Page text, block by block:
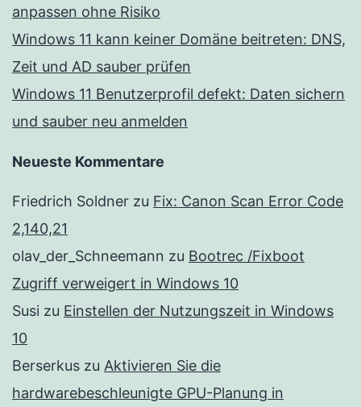
anpassen ohne Risiko
Windows 11 kann keiner Domäne beitreten: DNS,
Zeit und AD sauber prüfen
Windows 11 Benutzerprofil defekt: Daten sichern
und sauber neu anmelden
Neueste Kommentare
Friedrich Soldner zu Fix: Canon Scan Error Code
2,140,21
olav_der_Schneemann zu Bootrec /Fixboot
Zugriff verweigert in Windows 10
Susi zu Einstellen der Nutzungszeit in Windows
10
Berserkus zu Aktivieren Sie die
hardwarebeschleunigte GPU-Planung in